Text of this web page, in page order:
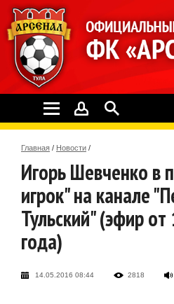
Главная / Новости /
Игорь Шевченко в
игрок" на канале
Тульский" (эфир
года)
14.05.2016 08:44 2818